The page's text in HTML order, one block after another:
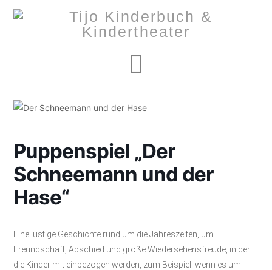
Puppenspiel „Der
Schneemann und der
Hase“
Eine lustige Geschichte rund um die Jahreszeiten, um
Freundschaft, Abschied und große Wiedersehensfreude, in der
die Kinder mit einbezogen werden, zum Beispiel: wenn es um